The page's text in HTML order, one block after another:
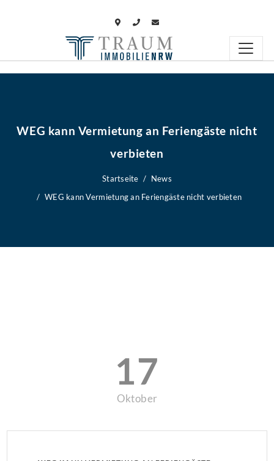
WEG kann Vermietung an Feriengäste nicht
verbieten
Startseite
News
WEG kann Vermietung an Feriengäste nicht verbieten
17
Oktober